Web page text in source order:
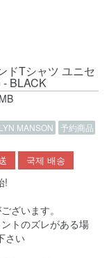
ドTシャツ ユニセ
- BLACK
MANSON
予約商品
국제 배송
!
ざいます。
トのズレがある場
さい